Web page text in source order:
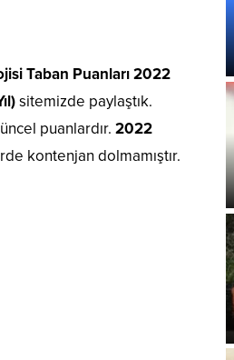
Taban Puanları 2022
sitemizde paylaştık.
puanlardır. 2022
kontenjan dolmamıştır.